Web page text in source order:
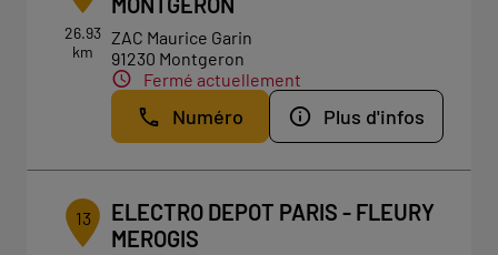
26.93
km
ZAC Maurice Garin
91230 Montgeron
Fermé actuellement
Numéro Plus d'infos
13
ELECTRO DEPOT PARIS - FLEURY
MEROGIS